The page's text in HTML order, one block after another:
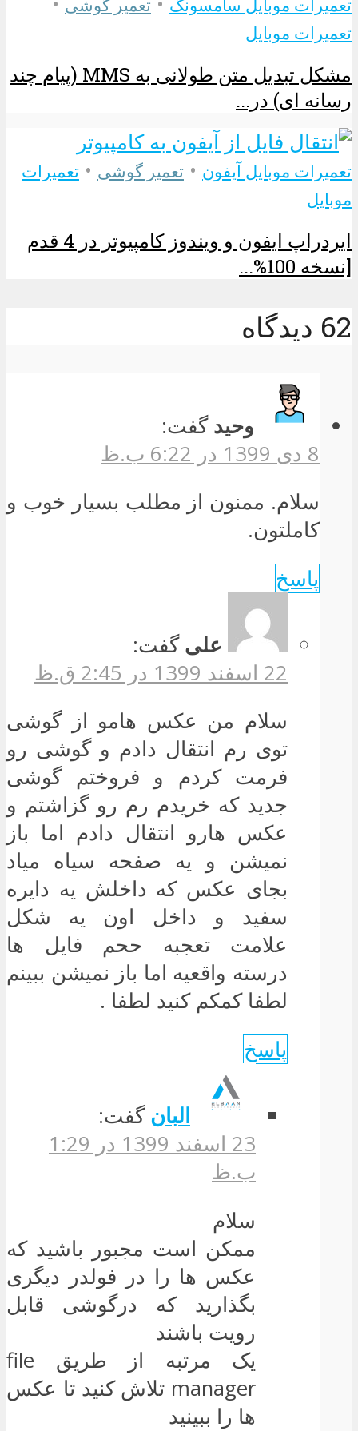
تعمیرات موبایل سامسونگ تعمیر گوشی
تعمیرات موبایل
مشکل تبدیل متن طولانی به MMS (پیام چند
رسانه ای) در...
تعمیرات موبایل آیفون • تعمیر گوشی • تعمیرات
موبایل
ایردراپ ایفون و ویندوز کامپیوتر در 4 قدم
[نسخه 100%...
62 دیدگاه
وحید گفت:
8 دی 1399 در 6:22 ب.ظ
سلام. ممنون از مطلب بسیار خوب و
کاملتون.
پاسخ
علی گفت:
22 اسفند 1399 در 2:45 ق.ظ
سلام من عکس هامو از گوشی
توی رم انتقال دادم و گوشی رو
فرمت کردم و فروختم گوشی
جدید که خریدم رم رو گزاشتم و
عکس هارو انتقال دادم اما باز
نمیشن و یه صفحه سیاه میاد
بجای عکس که داخلش یه دایره
سفید و داخل اون یه شکل
علامت تعجبه ححم فایل ها
درسته واقعیه اما باز نمیشن ببینم
لطفا کمکم کنید لطفا .
پاسخ
البان گفت:
23 اسفند 1399 در 1:29
ب.ظ
سلام
ممکن است مجبور باشید که
عکس ها را در فولدر دیگری
بگذارید که درگوشی قابل
رویت باشند
یک مرتبه از طریق file
manager تلاش کنید تا عکس
ها را ببینید